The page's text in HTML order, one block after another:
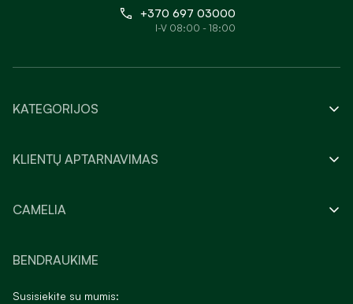
+370 697 03000
I-V 08:00 - 18:00
KATEGORIJOS
KLIENTŲ APTARNAVIMAS
CAMELIA
BENDRAUKIME
Susisiekite su mumis: